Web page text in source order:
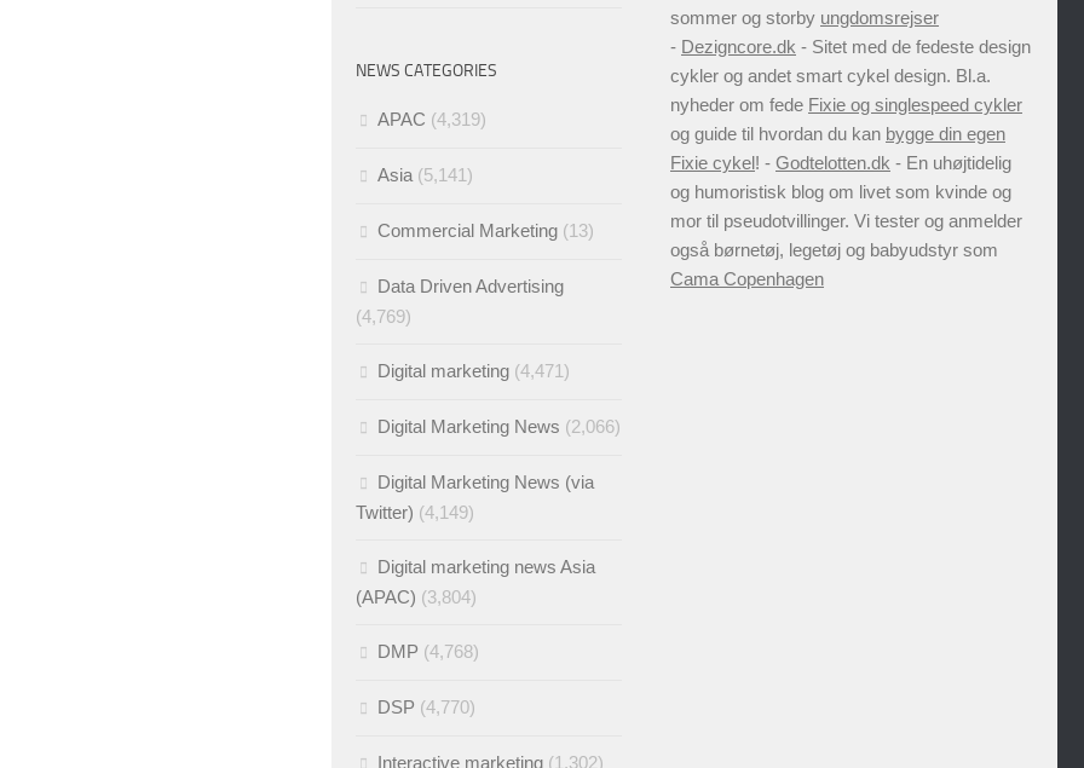
sommer og storby ungdomsrejser
- Dezigncore.dk - Sitet med de fedeste design
cykler og andet smart cykel design. Bl.a.
nyheder om fede Fixie og singlespeed cykler
og guide til hvordan du kan bygge din egen
Fixie cykel! - Godtelotten.dk - En uhøjtidelig
og humoristisk blog om livet som kvinde og
mor til pseudotvillinger. Vi tester og anmelder
også børnetøj, legetøj og babyudstyr som
Cama Copenhagen
NEWS CATEGORIES
APAC (4,319)
Asia (5,141)
Commercial Marketing (13)
Data Driven Advertising
(4,769)
Digital marketing (4,471)
Digital Marketing News (2,066)
Digital Marketing News (via
Twitter) (4,149)
Digital marketing news Asia
(APAC) (3,804)
DMP (4,768)
DSP (4,770)
Interactive marketing (1,302)